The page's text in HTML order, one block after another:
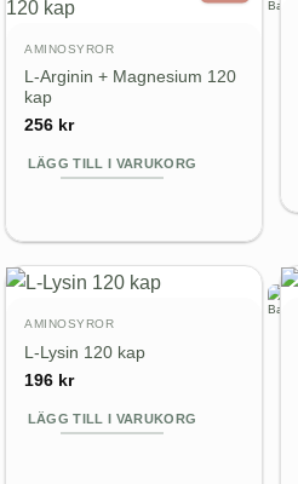
AMINOSYROR
L-Arginin + Magnesium 120
kap
256 kr
LÄGG TILL I VARUKORG
AMINOSYROR
L-Lysin 120 kap
196 kr
LÄGG TILL I VARUKORG